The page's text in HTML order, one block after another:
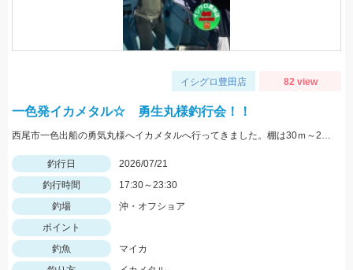
イシグロ豊田店 82 view
一色発イカメタル☆ 勇生丸様釣行会！！
西尾市一色出船の勇気丸様へイカメタルへ行ってきました。棚は30ｍ～20ｍメタルスッテは15号～20号がオススメ。
釣行日
2026/07/21
釣行時間
17:30～23:30
釣場
沖・オフショア
ポイント
釣魚
マイカ